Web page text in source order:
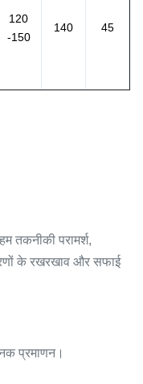
120
-150
140 45
तकनीकी परामर्श,
के रखरखाव और सफाई
प्रमाणन।